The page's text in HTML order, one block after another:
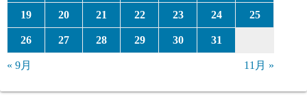
19 20 21 22 23 24 25
26 27 28 29 30 31
« 9月 11月 »